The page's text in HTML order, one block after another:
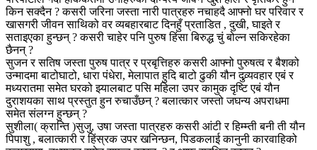
किन सक्दैन ? कसरी जरिना जस्ता नारी पात्रहरु नचाहदै आफ्नो घर परिवार र
खासगरी जीवन साथिको वर व्यबहारबाट दिनहुँ प्रताडित , दुखी, घाइते र
सताइएका हुन्छन् ? कसरी चाहेर पनि पुरुष हिंसा बिरुद्ध चुं बोल्न सकिरहेका
छैनन् ?
सुजन र सतिष जस्ता पुरुष पात्र र प्रबृत्तिहरु कसरी आफ्नो पुरुषत्व र बैशको
उन्मादमा बाटोघाटो, धारा पंधेरा, मेलापात हुदि बाटो ढुकी यौन दुव्र्यवहार एबं र
मध्यरातमा समेत घरको झ्यालबाट पसि महिला उपर कामुक दृष्टि एबं यौन
दुराशयका साथ प्रस्तुत हुन रुचाउँछन् ? बलात्कार जस्तो जघन्य अपराधमा
समेत संलग्न हुन्छन् ?
सुशीला( क्रान्ति )सुजु, उषा जस्ता पात्रहरु कसरी आंटी र हिम्म्ती बनी ती यौन
पिपाशु , बलात्कारी र हिंस्रक उपर खनिन्छन, पिडकलाई कानुनी कारवाहिको